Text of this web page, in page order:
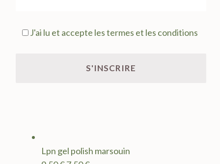
J'ai lu et accepte les termes et les conditions
Lpn gel polish marsouin